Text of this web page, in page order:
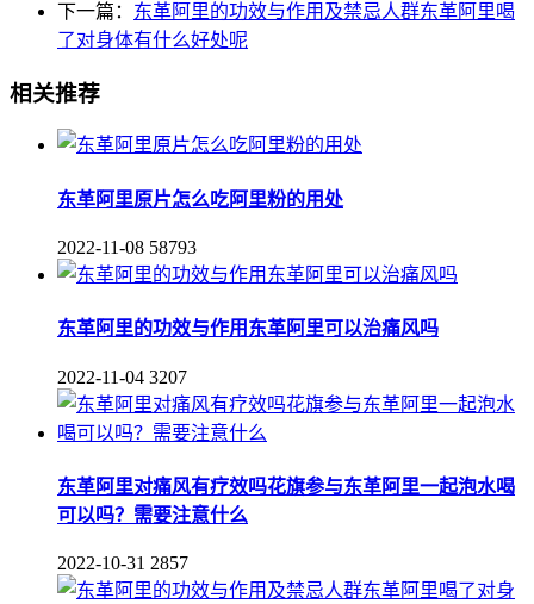
下一篇： 东革阿里的功效与作用及禁忌人群东革阿里喝
了对身体有什么好处呢
相关推荐
东革阿里原片怎么吃阿里粉的用处
2022-11-08 58793
东革阿里的功效与作用东革阿里可以治痛风吗
2022-11-04 3207
东革阿里对痛风有疗效吗花旗参与东革阿里一起泡水喝
可以吗？需要注意什么
2022-10-31 2857